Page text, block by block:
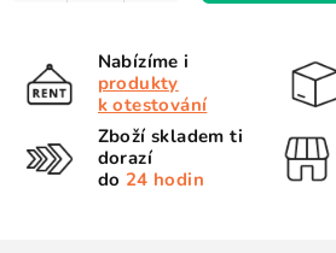
Nabízíme i
produkty
k otestování
Zboží skladem ti
dorazí
do 24 hodin